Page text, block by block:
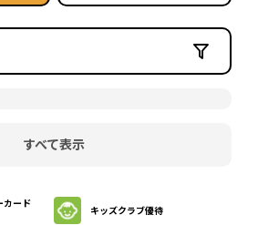
すべて表示
カード
キッズクラブ優待